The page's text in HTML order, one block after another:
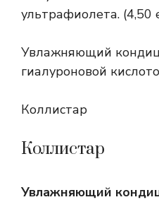
ультрафиолета. (4,50
Увлажняющий
гиалуроновой
Коллистар
Коллистар
Увлажняющий